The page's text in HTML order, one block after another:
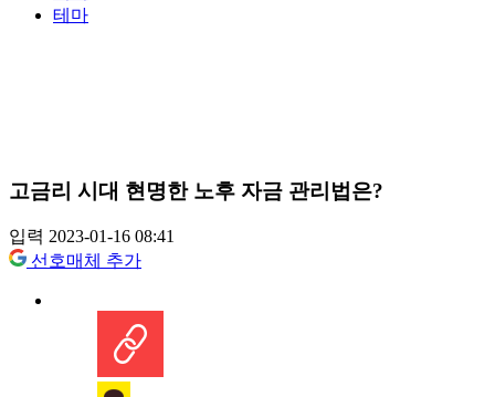
테마
고금리 시대 현명한 노후 자금 관리법은?
입력 2023-01-16 08:41
선호매체 추가